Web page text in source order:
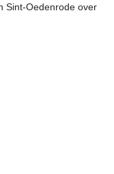
Sint-Oedenrode over